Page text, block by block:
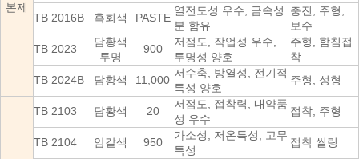
본제
TB 2016B
흑회색 PASTE
열전도성 우수, 금속성
분 함유
충진, 주형,
보수
TB 2023
담황색
투명
900
저점도, 작업성 우수,
투명성 양호
주형, 함침접
착
TB 2024B
담황색 11,000
저수축, 방열성, 전기적
특성 양호
주형, 성형
TB 2103 담황색 20
저점도, 접착력, 내약품
성 우수
접착, 주형
TB 2104 암갈색 950
가소성, 저온특성, 고무
특성
접착 씰링